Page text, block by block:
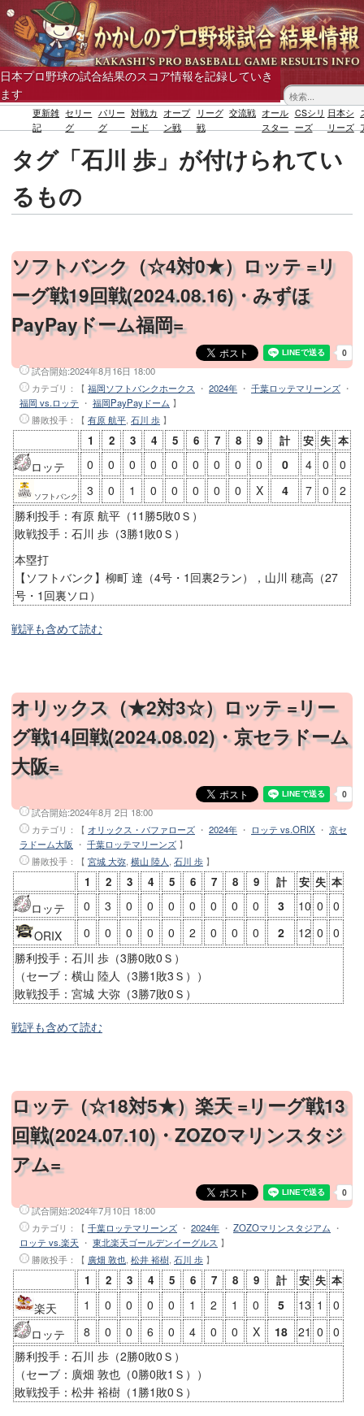
日本プロ野球の試合結果のスコア情報を記録していき
ます
更新雑
記
セリー
グ
パリー
グ
対戦カ
ード
オープ
ン戦
リーグ
戦
交流戦 オール
スター
CSシリ
ーズ
日本シ
リーズ
タグ「石川 歩」が付けられてい
るもの
ソフトバンク（☆4対0★）ロッテ =リ
ーグ戦19回戦(2024.08.16)・みずほ
PayPayドーム福岡=
試合開始:2024年8月16日 18:00
カテゴリ：【 福岡ソフトバンクホークス ・ 2024年 ・ 千葉ロッテマリーンズ ・
福岡 vs.ロッテ ・ 福岡PayPayドーム 】
勝敗投手 ：【 有原 航平 石川 歩 】
1 2 3 4 5 6 7 8 9 計 安 失 本
ロッテ 0 0 0 0 0 0 0 0 0 0 4 0 0
ソフトバンク 3 0 1 0 0 0 0 0 X 4 7 0
2
勝利投手：有原 航平（11勝5敗0Ｓ）
敗戦投手：石川 歩（3勝1敗0Ｓ）
本塁打
【ソフトバンク】柳町 達（4号・1回裏2ラン），山川 穂高（27
号・1回裏ソロ）
戦評も含めて読む
オリックス（★2対3☆）ロッテ =リー
グ戦14回戦(2024.08.02)・京セラドーム
大阪=
試合開始:2024年8月 2日 18:00
カテゴリ：【 オリックス・バファローズ ・ 2024年 ・ ロッテ vs.ORIX ・ 京セ
ラドーム大阪 ・ 千葉ロッテマリーンズ 】
勝敗投手 ：【 宮城 大弥, 横山 陸人, 石川 歩 】
1 2 3 4 5 6 7 8 9 計 安 失 本
ロッテ 0 3 0 0 0 0 0 0 0 3 10 0
0
ORIX
0 0 0 0 0 2 0 0 0 2 12 0
0
勝利投手：石川 歩（3勝0敗0Ｓ）
（セーブ：横山 陸人（3勝1敗3Ｓ））
敗戦投手：宮城 大弥（3勝7敗0Ｓ）
戦評も含めて読む
ロッテ（☆18対5★）楽天 =リーグ戦13
回戦(2024.07.10)・ZOZOマリンスタジ
アム=
試合開始:2024年7月10日 18:00
カテゴリ：【 千葉ロッテマリーンズ ・ 2024年 ・ ZOZOマリンスタジアム ・
ロッテ vs.楽天 ・ 東北楽天ゴールデンイーグルス 】
勝敗投手 ：【 廣畑 敦也, 松井 裕樹, 石川 歩 】
1 2 3 4 5 6 7 8 9 計 安 失 本
楽天 1 0 0 0 0 1 2 1 0 5 13 1
0
ロッテ
8 0 0 6 0 4 0 0 X 18 21 0
0
勝利投手：石川 歩（2勝0敗0Ｓ）
（セーブ：廣畑 敦也（0勝0敗1Ｓ））
敗戦投手：松井 裕樹（1勝1敗0Ｓ）